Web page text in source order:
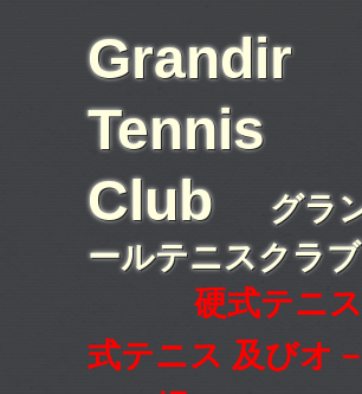
Grandir
Tennis
Club
グラ
ールテニスクラブ
硬式テニ
式テニス 及びオ